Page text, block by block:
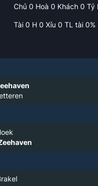
Chủ 0 Hoà 0 Khách 0 Tỷ
Tài 0 H 0 Xỉu 0 TL tài 0%